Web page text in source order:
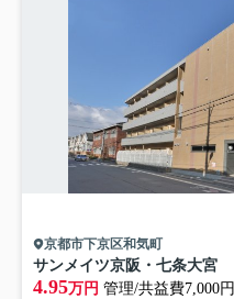
京都市下京区和気町
サンメイツ京阪・七条大宮
4.95万円 管理/共益費7,000円